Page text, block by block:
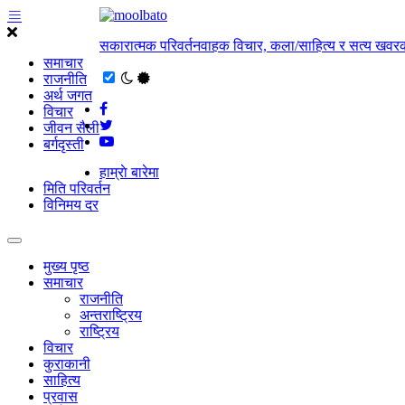
समाचार
राजनीति
अर्थ जगत
विचार
जीवन सैली
बर्गदृस्ती
सकारात्मक परिवर्तनवाहक विचार, कला/साहित्य र सत्य
हाम्राे बारेमा
मिति परिवर्तन
विनिमय दर
मुख्य पृष्ठ
समाचार
राजनीति
अन्तराष्ट्रिय
राष्ट्रिय
विचार
कुराकानी
साहित्य
प्रवास